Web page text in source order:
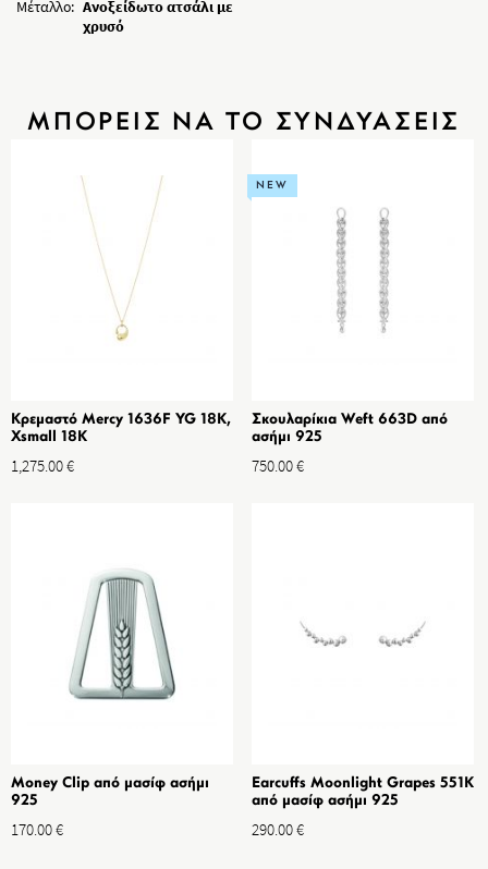
Μέταλλο: Ανοξείδωτο ατσάλι με
χρυσό
ΜΠΟΡΕΙΣ ΝΑ ΤΟ ΣΥΝΔΥΑΣΕΙΣ
Κρεμαστό Mercy 1636F YG 18K,
Xsmall 18K
1,275.00€
NEW
Σκουλαρίκια Weft 663D από
ασήμι 925
750.00€
Money Clip από μασίφ ασήμι
925
170.00€
Earcuffs Moonlight Grapes 551K
από μασίφ ασήμι 925
290.00€